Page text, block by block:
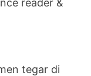
tegar di